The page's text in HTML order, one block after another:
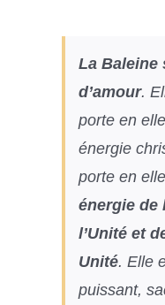
La Baleine
d’amour.
porte en
énergie
porte en elle
énergie de
l’Unité et
Unité. Elle
puissant,